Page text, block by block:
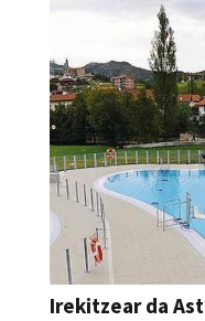
Irekitzear da